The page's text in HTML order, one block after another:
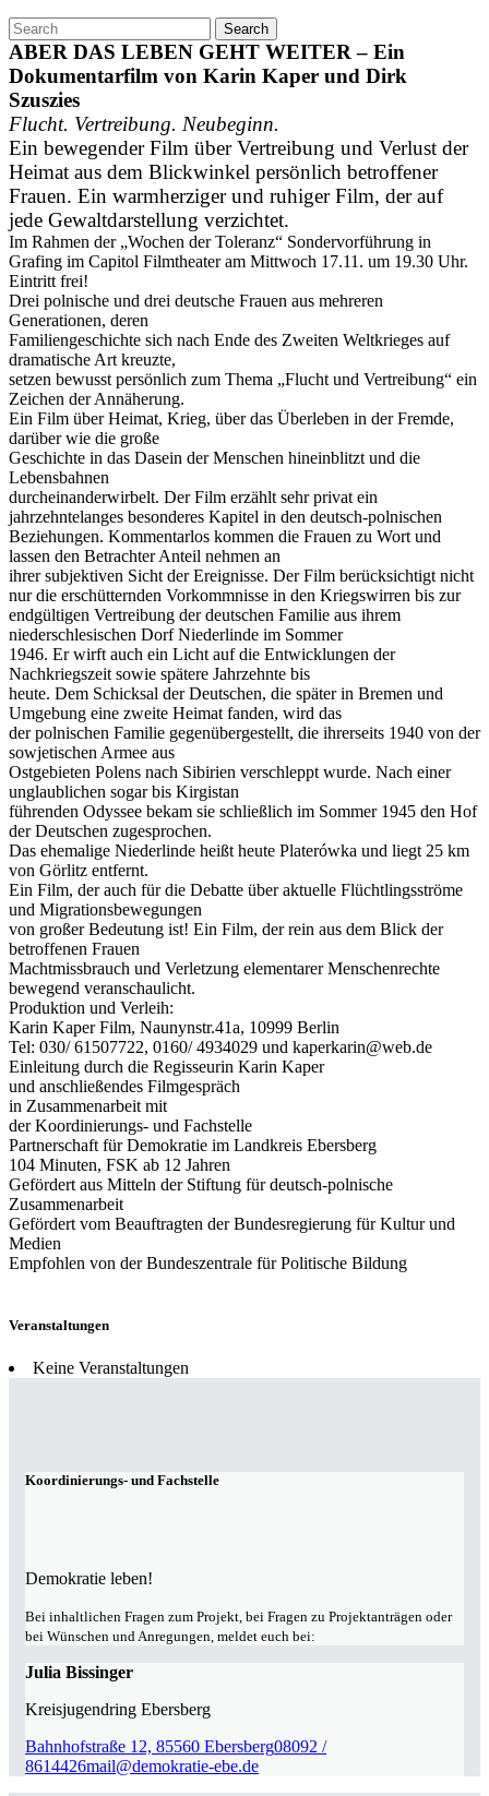
Search
ABER DAS LEBEN GEHT WEITER – Ein
Dokumentarfilm von Karin Kaper und Dirk
Szuszies
Flucht. Vertreibung. Neubeginn.
Ein bewegender Film über Vertreibung und Verlust der
Heimat aus dem Blickwinkel persönlich betroffener
Frauen. Ein warmherziger und ruhiger Film, der auf
jede Gewaltdarstellung verzichtet.
Im Rahmen der „Wochen der Toleranz“ Sondervorführung in
Grafing im Capitol Filmtheater am Mittwoch 17.11. um 19.30 Uhr.
Eintritt frei!
Drei polnische und drei deutsche Frauen aus mehreren
Generationen, deren
Familiengeschichte sich nach Ende des Zweiten Weltkrieges auf
dramatische Art kreuzte,
setzen bewusst persönlich zum Thema „Flucht und Vertreibung“ ein
Zeichen der Annäherung.
Ein Film über Heimat, Krieg, über das Überleben in der Fremde,
darüber wie die große
Geschichte in das Dasein der Menschen hineinblitzt und die
Lebensbahnen
durcheinanderwirbelt. Der Film erzählt sehr privat ein
jahrzehntelanges besonderes Kapitel in den deutsch-polnischen
Beziehungen. Kommentarlos kommen die Frauen zu Wort und
lassen den Betrachter Anteil nehmen an
ihrer subjektiven Sicht der Ereignisse. Der Film berücksichtigt nicht
nur die erschütternden Vorkommnisse in den Kriegswirren bis zur
endgültigen Vertreibung der deutschen Familie aus ihrem
niederschlesischen Dorf Niederlinde im Sommer
1946. Er wirft auch ein Licht auf die Entwicklungen der
Nachkriegszeit sowie spätere Jahrzehnte bis
heute. Dem Schicksal der Deutschen, die später in Bremen und
Umgebung eine zweite Heimat fanden, wird das
der polnischen Familie gegenübergestellt, die ihrerseits 1940 von der
sowjetischen Armee aus
Ostgebieten Polens nach Sibirien verschleppt wurde. Nach einer
unglaublichen sogar bis Kirgistan
führenden Odyssee bekam sie schließlich im Sommer 1945 den Hof
der Deutschen zugesprochen.
Das ehemalige Niederlinde heißt heute Platerówka und liegt 25 km
von Görlitz entfernt.
Ein Film, der auch für die Debatte über aktuelle Flüchtlingsströme
und Migrationsbewegungen
von großer Bedeutung ist! Ein Film, der rein aus dem Blick der
betroffenen Frauen
Machtmissbrauch und Verletzung elementarer Menschenrechte
bewegend veranschaulicht.
Produktion und Verleih:
Karin Kaper Film, Naunynstr.41a, 10999 Berlin
Tel: 030/ 61507722, 0160/ 4934029 und kaperkarin@web.de
Einleitung durch die Regisseurin Karin Kaper
und anschließendes Filmgespräch
in Zusammenarbeit mit
der Koordinierungs- und Fachstelle
Partnerschaft für Demokratie im Landkreis Ebersberg
104 Minuten, FSK ab 12 Jahren
Gefördert aus Mitteln der Stiftung für deutsch-polnische
Zusammenarbeit
Gefördert vom Beauftragten der Bundesregierung für Kultur und
Medien
Empfohlen von der Bundeszentrale für Politische Bildung
Veranstaltungen
Keine Veranstaltungen
Koordinierungs- und Fachstelle
Demokratie leben!
Bei inhaltlichen Fragen zum Projekt, bei Fragen zu Projektanträgen oder
bei Wünschen und Anregungen, meldet euch bei:
Julia Bissinger
Kreisjugendring Ebersberg
Bahnhofstraße 12, 85560 Ebersberg08092 /
8614426mail@demokratie-ebe.de